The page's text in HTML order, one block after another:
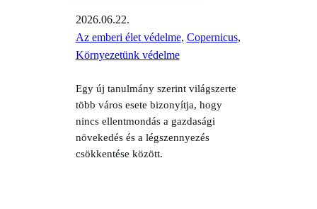
2026.06.22.
Az emberi élet védelme, Copernicus
Környezetünk védelme
Egy új tanulmány szerint világszerte
több város esete bizonyítja, hogy
nincs ellentmondás a gazdasági
növekedés és a légszennyezés
csökkentése között.